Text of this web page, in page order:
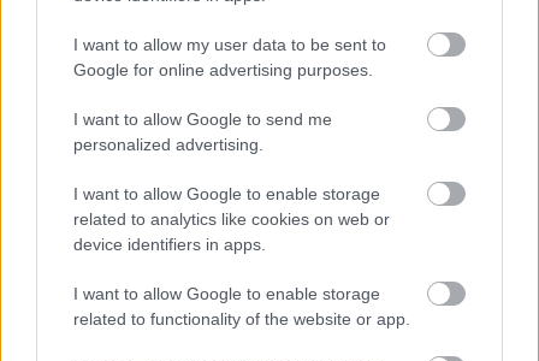
I want to allow my user data to be sent to
Google for online advertising purposes.
I want to allow Google to send me
personalized advertising.
I want to allow Google to enable storage
related to analytics like cookies on web or
device identifiers in apps.
I want to allow Google to enable storage
related to functionality of the website or app.
Udostępnij UdostępnijUdostępnij Udostępnij
Piotr Bukański
Fan niemal wszystkiego związanego z technologią, a w
moje recenzje zegarków i smartwatchy, ale też innego
sprzętu.